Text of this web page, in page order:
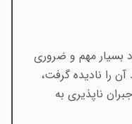
بسیار مهم و ضروری
را نادیده گرفت،
ناپذیری به